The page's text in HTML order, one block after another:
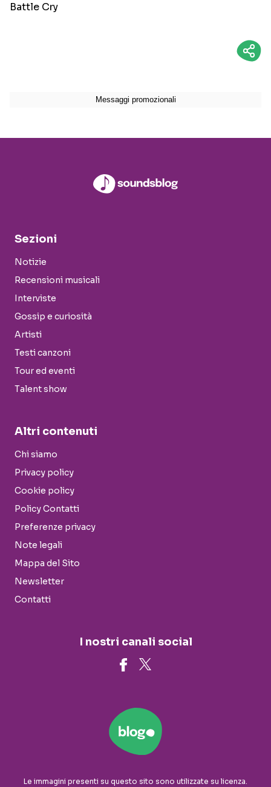
Battle Cry
Sezioni
Notizie
Recensioni musicali
Interviste
Gossip e curiosità
Artisti
Testi canzoni
Tour ed eventi
Talent show
Altri contenuti
Chi siamo
Privacy policy
Cookie policy
Policy Contatti
Preferenze privacy
Note legali
Mappa del Sito
Newsletter
Contatti
I nostri canali social
Le immagini presenti su questo sito sono utilizzate su licenza.